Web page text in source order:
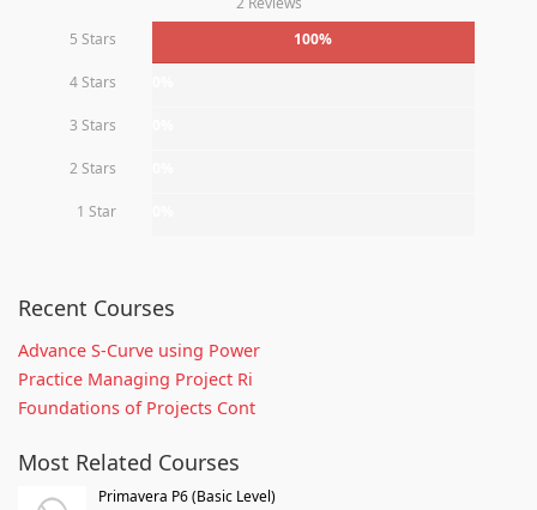
5 Stars
100%
4 Stars
3 Stars
2 Stars
1 Star
Recent Courses
Advance S-Curve using Power
Practice Managing Project Ri
Foundations of Projects Cont
Most Related Courses
Primavera P6 (Basic Level)